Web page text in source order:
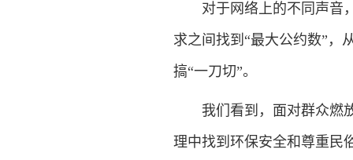
对于网络上的不同声音，
求之间找到“最大公约数”，
搞“一刀切”。
我们看到，面对群众燃放
理中找到环保安全和尊重民